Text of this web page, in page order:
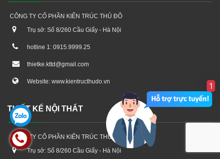
CÔNG TY CỔ PHẦN KIẾN TRÚC THỦ ĐÔ
Trụ sở: Số 8/260 Cầu Giấy - Hà Nội
hotline 1: 0915.9999.25
thietke.kttd@gmail.com
Website: www.kientructhudo.vn
THIẾT KẾ NỘI THẤT
CÔNG TY CỔ PHẦN KIẾN TRÚC THỦ ĐÔ
Trụ sở: Số 8/260 Cầu Giấy - Hà Nội
1